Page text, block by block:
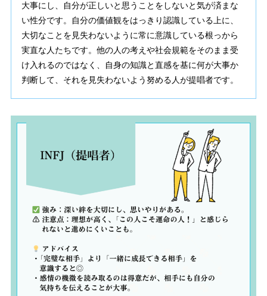
大事にし、自分が正しいと思うことをしないと気が済まな
い性分です。自分の価値観をはっきり認識している上に、
大切なことを見失わないように常に意識している根っから
実直な人たちです。他の人の考えや社会規範をそのまま受
け入れるのではなく、自身の知識と直感を基に何が大事か
判断して、それを見失わないよう努める人が提唱者です。